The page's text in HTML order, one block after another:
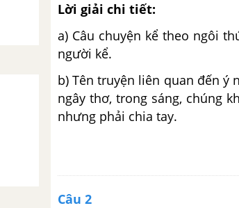
Lời giải chi tiết:
a) Câu chuyện kể theo ngôi
người kể.
b) Tên truyện liên quan đến ý
ngây thơ, trong sáng, chúng
nhưng phải chia tay.
Câu 2